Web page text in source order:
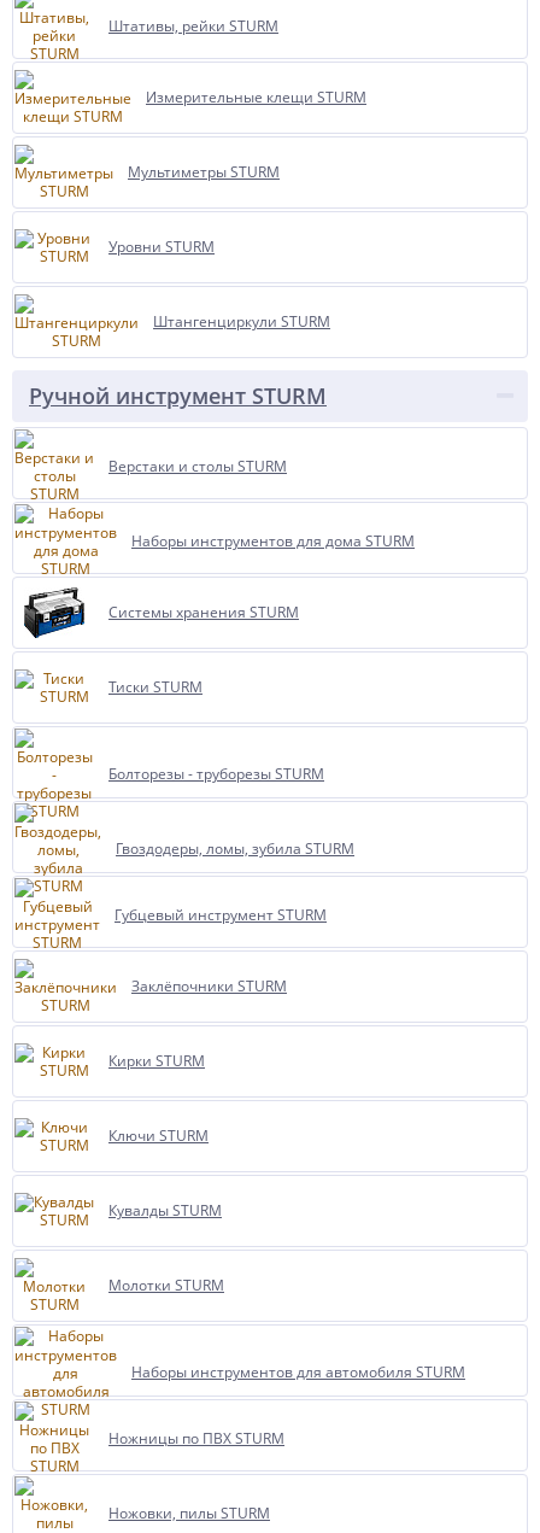
Штативы, рейки STURM
Измерительные клещи STURM
Мультиметры STURM
Уровни STURM
Штангенциркули STURM
Ручной инструмент STURM
Верстаки и столы STURM
Наборы инструментов для дома STURM
Системы хранения STURM
Тиски STURM
Болторезы - труборезы STURM
Гвоздодеры, ломы, зубила STURM
Губцевый инструмент STURM
Заклёпочники STURM
Кирки STURM
Ключи STURM
Кувалды STURM
Молотки STURM
Наборы инструментов для автомобиля STURM
Ножницы по ПВХ STURM
Ножовки, пилы STURM